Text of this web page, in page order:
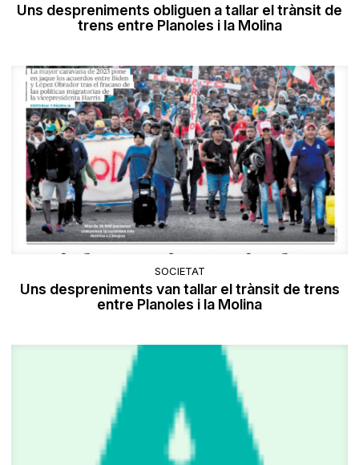
Uns despreniments obliguen a tallar el trànsit de
trens entre Planoles i la Molina
SOCIETAT
Uns despreniments van tallar el trànsit de trens
entre Planoles i la Molina